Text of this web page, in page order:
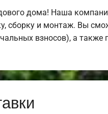
дома! Наша
сборку и монтаж. Вы
взносов), а